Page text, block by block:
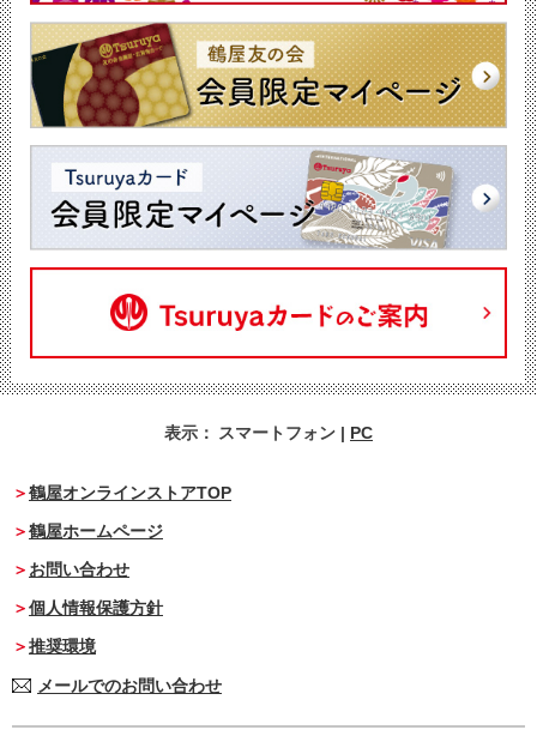
表示： スマートフォン | PC
鶴屋オンラインストアTOP
鶴屋ホームページ
お問い合わせ
個人情報保護方針
推奨環境
メールでのお問い合わせ